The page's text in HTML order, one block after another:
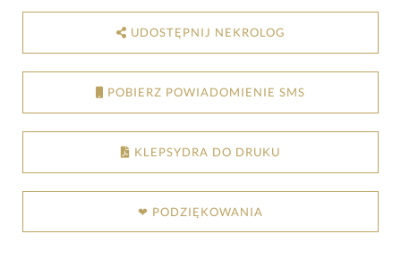
UDOSTĘPNIJ NEKROLOG
POBIERZ POWIADOMIENIE SMS
KLEPSYDRA DO DRUKU
❤ PODZIĘKOWANIA